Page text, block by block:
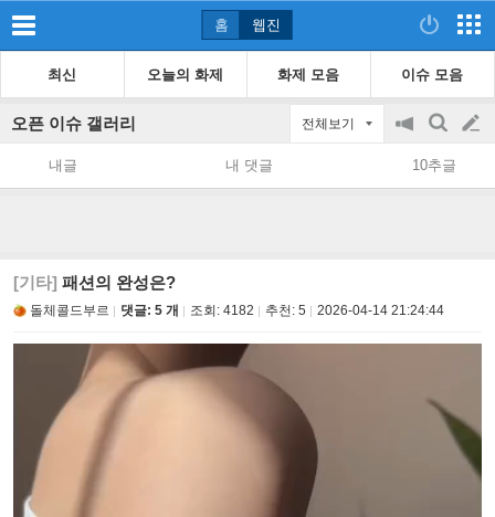
홈 웹진
최신 오늘의 화제 화제 모음 이슈 모음
오픈 이슈 갤러리 전체보기
공
지
on/off
검
색
글
쓰
내글 내 댓글 10추글
[기타] 패션의 완성은?
돌체콜드부르 댓글: 5 개 조회: 4182 추천: 5 2026-04-14 21:24:44